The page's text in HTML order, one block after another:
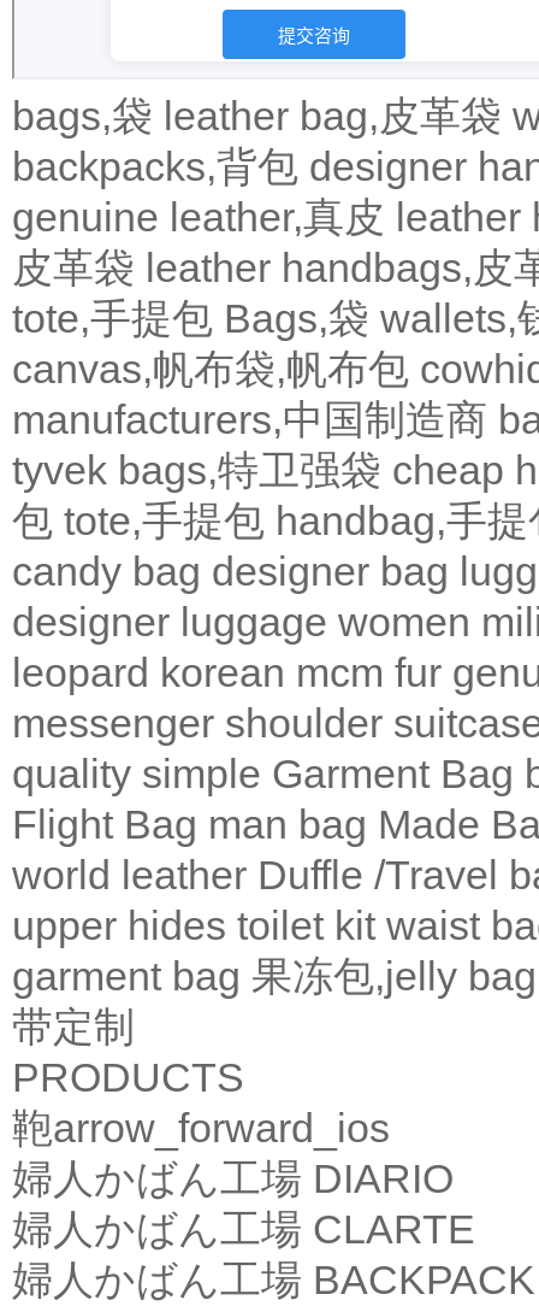
bags,袋 leather bag,皮革袋
backpacks,背包 designer
genuine leather,真皮 leather
皮革袋 leather handbags,皮
tote,手提包 Bags,袋 wallets,
canvas,帆布袋,帆布包
manufacturers,中国制造商
tyvek bags,特卫强袋 cheap
包 tote,手提包 handbag,手提
candy bag designer bag
designer luggage women
leopard korean mcm fur
messenger shoulder
quality simple Garment Bag
Flight Bag man bag Made
world leather Duffle /Travel
upper hides toilet kit waist
garment bag 果冻包,jelly bag
带定制
PRODUCTS
鞄arrow_forward_ios
婦人かばん工場 DIARIO
婦人かばん工場 CLARTE
婦人かばん工場 BACKPACK